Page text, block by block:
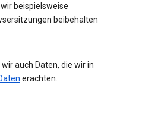
beispielsweise
beibehalten
auch Daten, die wir in
erachten.